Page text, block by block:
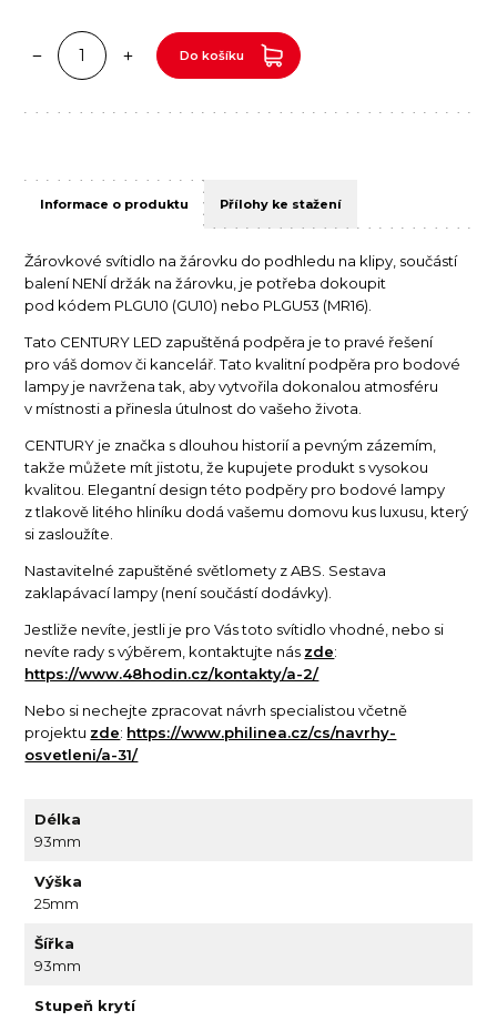
Do košíku
Informace o produktu Přílohy ke stažení
Žárovkové svítidlo na žárovku do podhledu na klipy, součástí
balení NENÍ držák na žárovku, je potřeba dokoupit
pod kódem PLGU10 (GU10) nebo PLGU53 (MR16).
Tato CENTURY LED zapuštěná podpěra je to pravé řešení
pro váš domov či kancelář. Tato kvalitní podpěra pro bodové
lampy je navržena tak, aby vytvořila dokonalou atmosféru
v místnosti a přinesla útulnost do vašeho života.
CENTURY je značka s dlouhou historií a pevným zázemím,
takže můžete mít jistotu, že kupujete produkt s vysokou
kvalitou. Elegantní design této podpěry pro bodové lampy
z tlakově litého hliníku dodá vašemu domovu kus luxusu, který
si zasloužíte.
Nastavitelné zapuštěné světlomety z ABS. Sestava
zaklapávací lampy (není součástí dodávky).
Jestliže nevíte, jestli je pro Vás toto svítidlo vhodné, nebo si
nevíte rady s výběrem, kontaktujte nás zde:
https://www.48hodin.cz/kontakty/a-2/
Nebo si nechejte zpracovat návrh specialistou včetně
projektu zde: https://www.philinea.cz/cs/navrhy-
osvetleni/a-31/
Délka
93mm
Výška
25mm
Šířka
93mm
Stupeň krytí